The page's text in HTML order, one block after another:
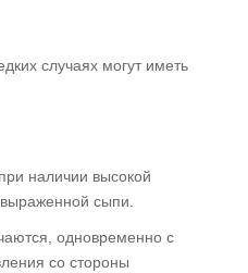
случаях могут иметь
наличии высокой
сыпи.
одновременно с
со стороны